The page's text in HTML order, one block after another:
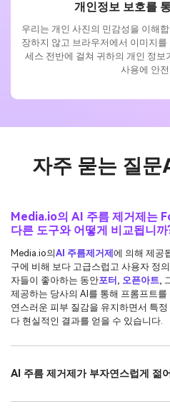
개인정보 보호를
우리는 개인 사진의 민감성을 이해
장하지 않고 브라우저에서 이미지
세스 전반에 걸쳐 귀하의 개인 정보
사용에 안
자주 묻는 질문
Media.io의 AI 주름 제거제는
다른 도구와 어떻게 비교됩니까
Media.io의AI 주름제거제 에 의해 제공
구에 비해 보다 고급스럽고 사용자 정
자들이 좋아하는 동안포터 오픈아트 ,
제공하는 당사의 AI를 통해 프롬프트
연스러운 피부 질감을 유지하면서 특
다 현실적인 결과를 얻을 수 있습니다.
AI 주름 제거제가 부자연스럽게 젊